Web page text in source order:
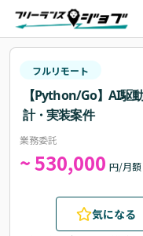
フルリモート
【Python/Go】AI駆
計・実装案件
業務委託
~ 530,000 円/月額
気になる